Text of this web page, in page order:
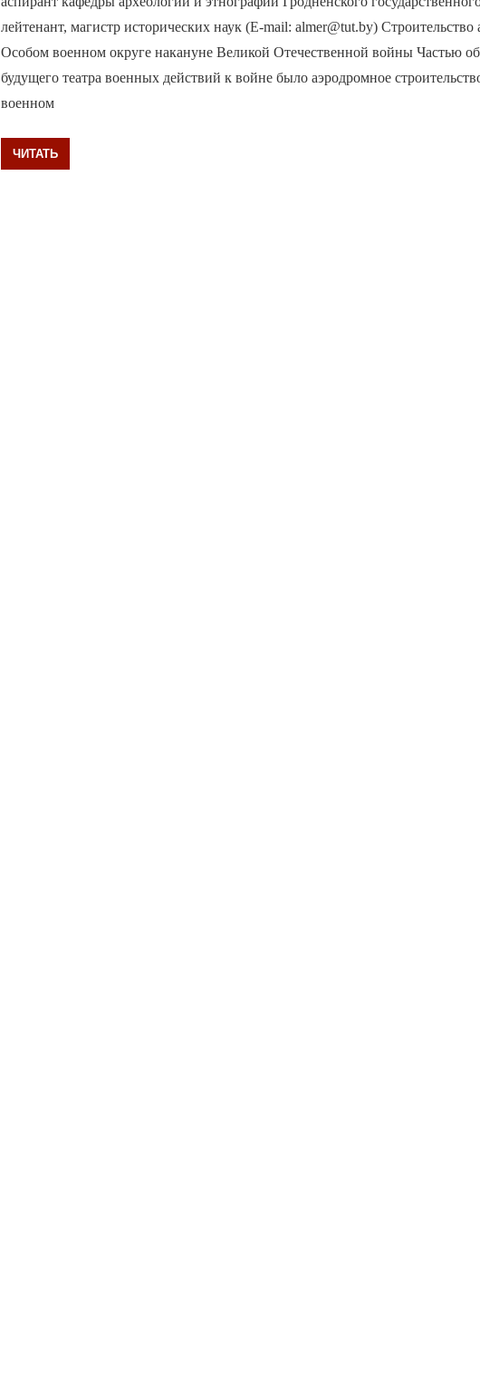
лейтенант, магистр исторических наук (E-mail: almer@tut.by)
Особом военном округе накануне Великой Отечественной войны Частью
будущего театра военных действий к войне было аэродромное
военном
ЧИТАТЬ